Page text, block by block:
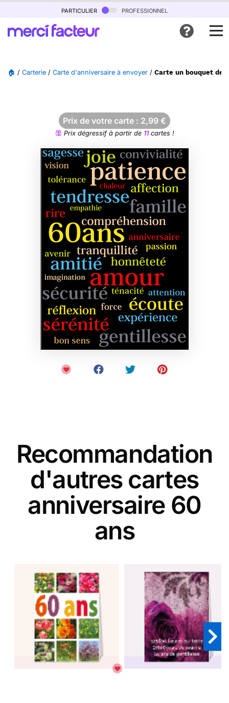
particulier professionnel
🏠 / Carterie / Carte d'anniversaire à envoyer / Carte un bouquet de
Prix de votre carte : 2,99 €
Prix dégressif à partir de 11cartes !
Recommandation
d'autres cartes
anniversaire 60
ans